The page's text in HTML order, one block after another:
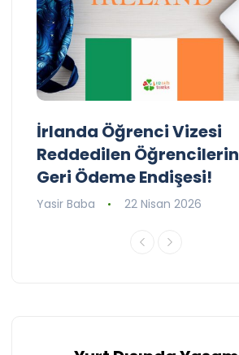
İrlanda Öğrenci Vizesi
Reddedilen Öğrencilerin
Geri Ödeme Endişesi!
Yasir Baba 22 Nisan 2026